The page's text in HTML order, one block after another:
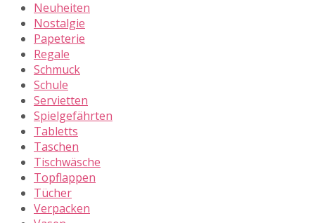
Neuheiten
Nostalgie
Papeterie
Regale
Schmuck
Schule
Servietten
Spielgefährten
Tabletts
Taschen
Tischwäsche
Topflappen
Tücher
Verpacken